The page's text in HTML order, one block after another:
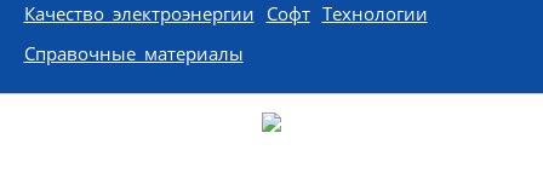
Качество электроэнергии Софт Технологии
Справочные материалы